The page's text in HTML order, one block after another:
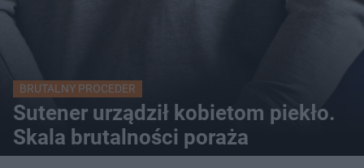
BRUTALNY PROCEDER
Sutener urządził kobietom piekło.
Skala brutalności poraża